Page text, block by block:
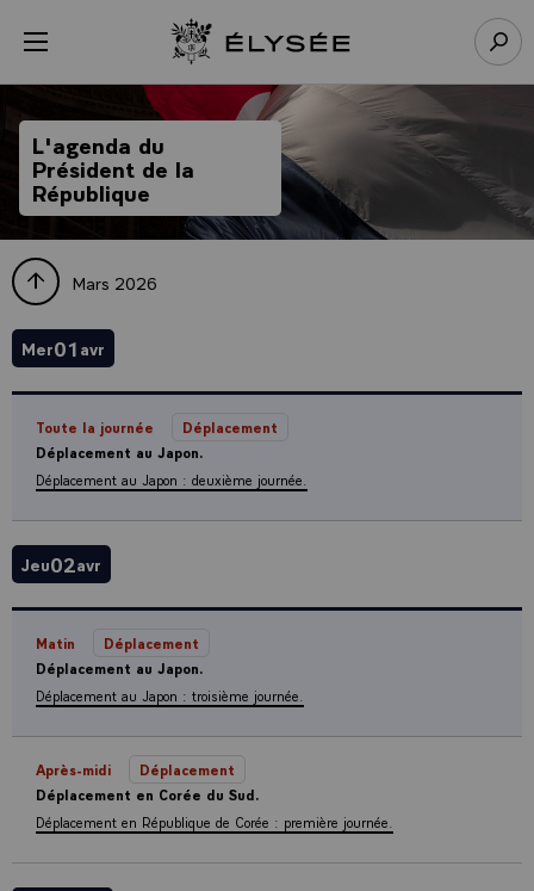
menu Retour à l’accueil Élysée
L'agenda du
Président de la
République
Mars 2026
Mer01 avr
Toute la journée
Déplacement
Déplacement au Japon.
Déplacement au Japon : deuxième journée.
Jeu02avr
Matin
Déplacement
Déplacement au Japon.
Déplacement au Japon : troisième journée.
Après-midi
Déplacement
Déplacement en Corée du Sud.
Déplacement en République de Corée : première journée.
Panneau de gestion des cookies